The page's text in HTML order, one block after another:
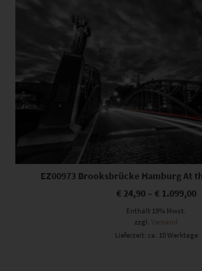
EZ00973 Brooksbrücke Hamburg At
€24,90– €1.099,00
Enthält 19% Mwst.
zzgl. Versand
Lieferzeit: ca. 10 Werktage